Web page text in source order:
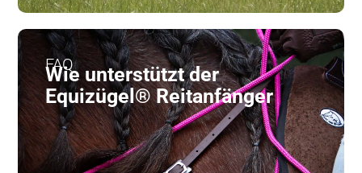
FAQ
Wie unterstützt der
Equizügel® Reitanfänger